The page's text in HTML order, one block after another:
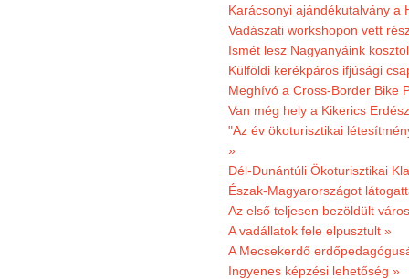
Karácsonyi ajándékutalvány a
Vadászati workshopon vett
Ismét lesz Nagyanyáink
Külföldi kerékpáros ifjúsági
Meghívó a Cross-Border Bike
Van még hely a Kikerics
"Az év ökoturisztikai
»
Dél-Dunántúli Ökoturisztikai
Észak-Magyarországot
Az első teljesen bezöldült
A vadállatok fele elpusztult »
A Mecsekerdő
Ingyenes képzési lehetőség »